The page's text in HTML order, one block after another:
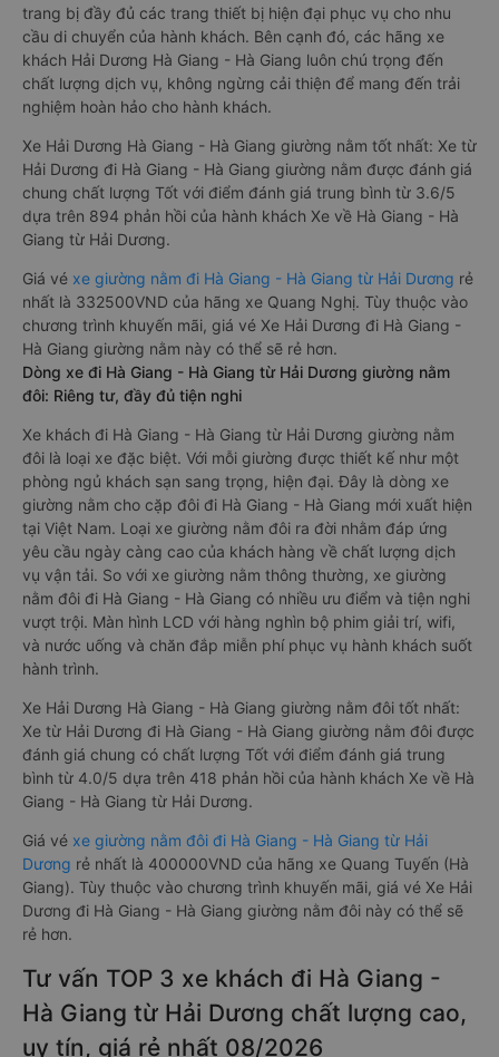
trang bị đầy đủ các trang thiết bị hiện đại phục vụ cho nhu
cầu di chuyển của hành khách. Bên cạnh đó, các hãng xe
khách Hải Dương Hà Giang - Hà Giang luôn chú trọng đến
chất lượng dịch vụ, không ngừng cải thiện để mang đến trải
nghiệm hoàn hảo cho hành khách.
Xe Hải Dương Hà Giang - Hà Giang giường nằm tốt nhất: Xe từ
Hải Dương đi Hà Giang - Hà Giang giường nằm được đánh giá
chung chất lượng Tốt với điểm đánh giá trung bình từ 3.6/5
dựa trên 894 phản hồi của hành khách Xe về Hà Giang - Hà
Giang từ Hải Dương.
Giá vé xe giường nằm đi Hà Giang - Hà Giang từ Hải Dương rẻ
nhất là 332500VND của hãng xe Quang Nghị. Tùy thuộc vào
chương trình khuyến mãi, giá vé Xe Hải Dương đi Hà Giang -
Hà Giang giường nằm này có thể sẽ rẻ hơn.
Dòng xe đi Hà Giang - Hà Giang từ Hải Dương giường nằm
đôi: Riêng tư, đầy đủ tiện nghi
Xe khách đi Hà Giang - Hà Giang từ Hải Dương giường nằm
đôi là loại xe đặc biệt. Với mỗi giường được thiết kế như một
phòng ngủ khách sạn sang trọng, hiện đại. Đây là dòng xe
giường nằm cho cặp đôi đi Hà Giang - Hà Giang mới xuất hiện
tại Việt Nam. Loại xe giường nằm đôi ra đời nhằm đáp ứng
yêu cầu ngày càng cao của khách hàng về chất lượng dịch
vụ vận tải. So với xe giường nằm thông thường, xe giường
nằm đôi đi Hà Giang - Hà Giang có nhiều ưu điểm và tiện nghi
vượt trội. Màn hình LCD với hàng nghìn bộ phim giải trí, wifi,
và nước uống và chăn đắp miễn phí phục vụ hành khách suốt
hành trình.
Xe Hải Dương Hà Giang - Hà Giang giường nằm đôi tốt nhất:
Xe từ Hải Dương đi Hà Giang - Hà Giang giường nằm đôi được
đánh giá chung có chất lượng Tốt với điểm đánh giá trung
bình từ 4.0/5 dựa trên 418 phản hồi của hành khách Xe về Hà
Giang - Hà Giang từ Hải Dương.
Giá vé xe giường nằm đôi đi Hà Giang - Hà Giang từ Hải
Dương rẻ nhất là 400000VND của hãng xe Quang Tuyến (Hà
Giang). Tùy thuộc vào chương trình khuyến mãi, giá vé Xe Hải
Dương đi Hà Giang - Hà Giang giường nằm đôi này có thể sẽ
rẻ hơn.
Tư vấn TOP 3 xe khách đi Hà Giang -
Hà Giang từ Hải Dương chất lượng cao,
uy tín, giá rẻ nhất 08/2026